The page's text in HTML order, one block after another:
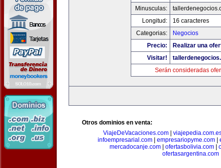
Minusculas:
Longitud:
16 caracteres
Categorias:
Negocios
Precio:
Realizar una
Visitar!
Serán consideradas
Otros dominios en venta:
ViajeDeVacaciones.com
infoempresarial.com| empresariopyme.com|
mercadocanje.com
ofertasbolivia.com
ofertasargentina.com